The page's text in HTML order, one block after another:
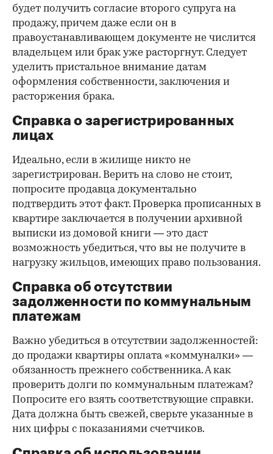
будет получить согласие второго супруга на
продажу, причем даже если он в
правоустанавливающем документе не числится
владельцем или брак уже расторгнут. Следует
уделить пристальное внимание датам
оформления собственности, заключения и
расторжения брака.
Справка о зарегистрированных
лицах
Идеально, если в жилище никто не
зарегистрирован. Верить на слово не стоит,
попросите продавца документально
подтвердить этот факт. Проверка прописанных в
квартире заключается в получении архивной
выписки из домовой книги — это даст
возможность убедиться, что вы не получите в
нагрузку жильцов, имеющих право пользования.
Справка об отсутствии
задолженности по коммунальным
платежам
Важно убедиться в отсутствии задолженностей:
до продажи квартиры оплата «коммуналки» —
обязанность прежнего собственника. А как
проверить долги по коммунальным платежам?
Попросите его взять соответствующие справки.
Дата должна быть свежей, сверьте указанные в
них цифры с показаниями счетчиков.